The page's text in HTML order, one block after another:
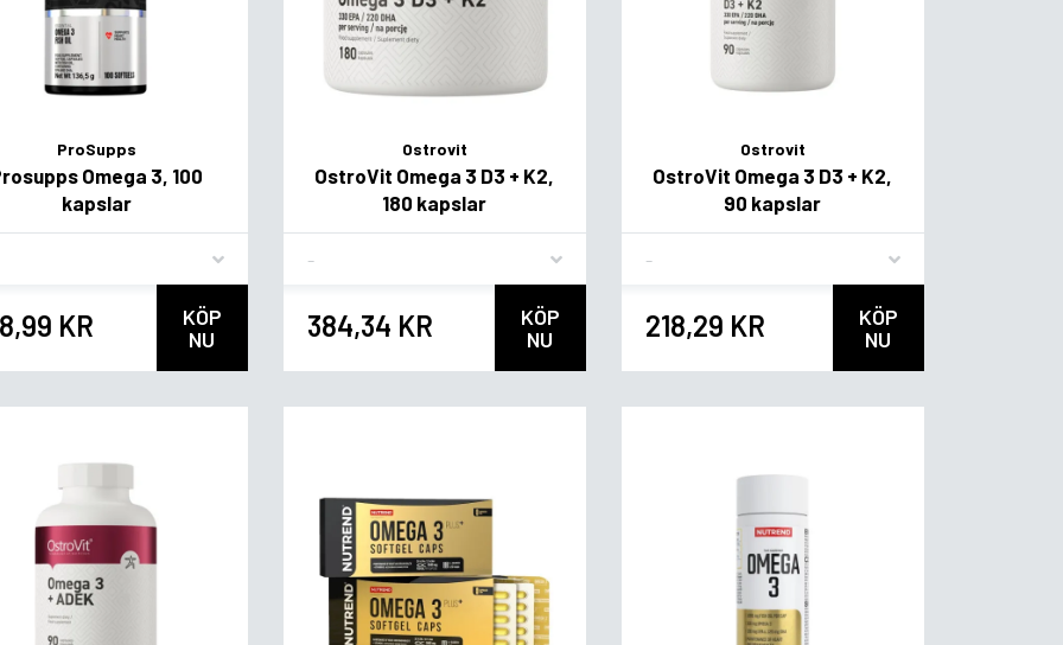
ProSupps
Omega 3, 100
kapslar
KR
KÖP
NU
Ostrovit
OstroVit Omega 3 D3 + K2,
180 kapslar
384,34 KR
KÖP
NU
Ostrovit
OstroVit Omega 3 D3 + K2,
90 kapslar
218,29 KR
KÖP
NU